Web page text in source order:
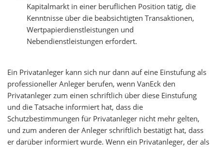
Kapitalmarkt in einer beruflichen Position tätig, die
Kenntnisse über die beabsichtigten Transaktionen,
Wertpapierdienstleistungen und
Nebendienstleistungen erfordert.
Ein Privatanleger kann sich nur dann auf eine Einstufung als
professioneller Anleger berufen, wenn VanEck den
Privatanleger zum einen schriftlich über diese Einstufung
und die Tatsache informiert hat, dass die
Schutzbestimmungen für Privatanleger nicht mehr gelten,
und zum anderen der Anleger schriftlich bestätigt hat, dass
er darüber informiert wurde. Wenn ein Privatanleger, der als